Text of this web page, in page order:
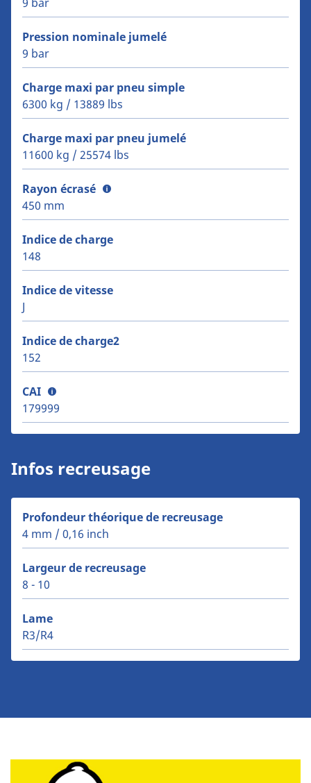
Pression nominale jumelé
9 bar
Charge maxi par pneu simple
6300 kg / 13889 lbs
Charge maxi par pneu jumelé
11600 kg / 25574 lbs
Rayon écrasé
450 mm
Indice de charge
148
Indice de vitesse
J
Indice de charge2
152
CAI
179999
Infos recreusage
Profondeur théorique de recreusage
4 mm / 0,16 inch
Largeur de recreusage
8 - 10
Lame
R3/R4